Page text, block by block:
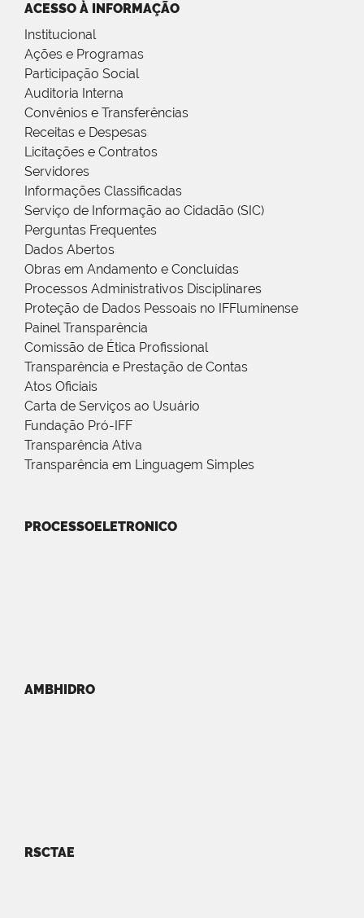
ACESSO À INFORMAÇÃO
Institucional
Ações e Programas
Participação Social
Auditoria Interna
Convênios e Transferências
Receitas e Despesas
Licitações e Contratos
Servidores
Informações Classificadas
Serviço de Informação ao Cidadão (SIC)
Perguntas Frequentes
Dados Abertos
Obras em Andamento e Concluídas
Processos Administrativos Disciplinares
Proteção de Dados Pessoais no IFFluminense
Painel Transparência
Comissão de Ética Profissional
Transparência e Prestação de Contas
Atos Oficiais
Carta de Serviços ao Usuário
Fundação Pró-IFF
Transparência Ativa
Transparência em Linguagem Simples
PROCESSOELETRONICO
AMBHIDRO
RSCTAE